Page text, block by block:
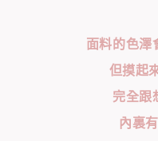
面料的色澤
但摸起
完全跟
內裏